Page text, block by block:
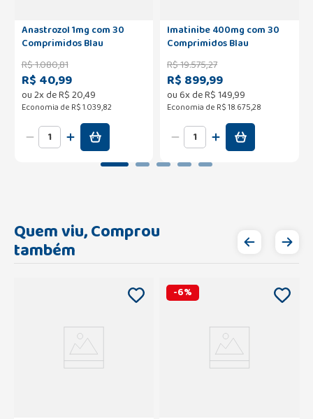
Anastrozol 1mg com 30
Comprimidos Blau
R$1.080,81
R$ 40,99
ou2x deR$20,49
Economia de R$ 1.039,82
Imatinibe 400mg com 30
Comprimidos Blau
R$19.575,27
R$ 899,99
ou6x deR$149,99
Economia de R$ 18.675,28
Quem viu, Comprou
também
-6%